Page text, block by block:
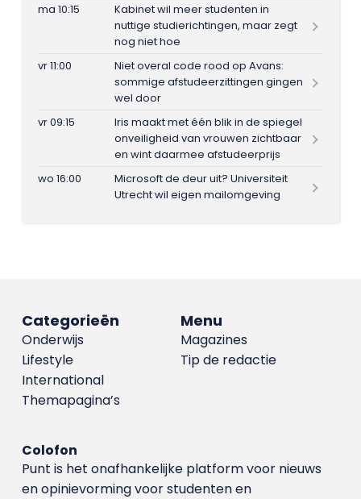
ma 10:15
Kabinet wil meer studenten in
nuttige studierichtingen, maar zegt
nog niet hoe
vr 11:00
Niet overal code rood op Avans:
sommige afstudeerzittingen gingen
wel door
vr 09:15
Iris maakt met één blik in de spiegel
onveiligheid van vrouwen zichtbaar
en wint daarmee afstudeerprijs
wo 16:00
Microsoft de deur uit? Universiteit
Utrecht wil eigen mailomgeving
Menu
Magazines
Tip de redactie
Categorieën
Onderwijs
Lifestyle
International
Themapagina’s
Colofon
Punt is het onafhankelijke platform voor nieuws
en opinievorming voor studenten en